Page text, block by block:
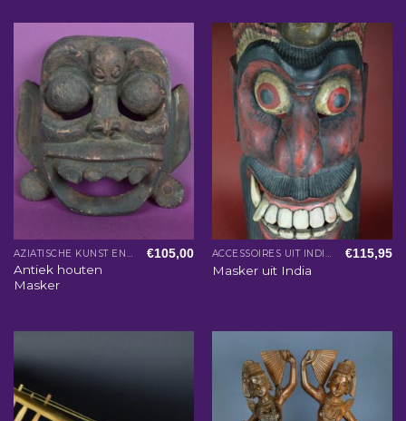
AZIATISCHE KUNST EN WOONACCESSOIRES
Antiek houten
Masker
€105,00 ACCESSOIRES UIT INDIA
Masker uit India
€115,95